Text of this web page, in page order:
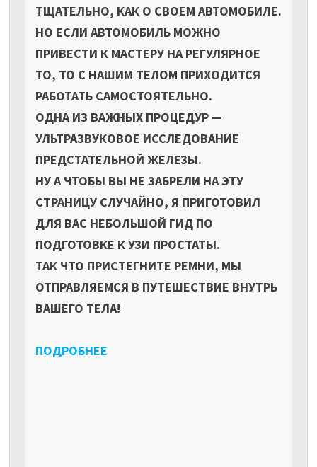
ТЩАТЕЛЬНО, КАК О СВОЕМ АВТОМОБИЛЕ.
НО ЕСЛИ АВТОМОБИЛЬ МОЖНО
ПРИВЕСТИ К МАСТЕРУ НА РЕГУЛЯРНОЕ
ТО, ТО С НАШИМ ТЕЛОМ ПРИХОДИТСЯ
РАБОТАТЬ САМОСТОЯТЕЛЬНО.
ОДНА ИЗ ВАЖНЫХ ПРОЦЕДУР —
УЛЬТРАЗВУКОВОЕ ИССЛЕДОВАНИЕ
ПРЕДСТАТЕЛЬНОЙ ЖЕЛЕЗЫ.
НУ А ЧТОБЫ ВЫ НЕ ЗАБРЕЛИ НА ЭТУ
СТРАНИЦУ СЛУЧАЙНО, Я ПРИГОТОВИЛ
ДЛЯ ВАС НЕБОЛЬШОЙ ГИД ПО
ПОДГОТОВКЕ К УЗИ ПРОСТАТЫ.
ТАК ЧТО ПРИСТЕГНИТЕ РЕМНИ, МЫ
ОТПРАВЛЯЕМСЯ В ПУТЕШЕСТВИЕ ВНУТРЬ
ВАШЕГО ТЕЛА!
ПОДРОБНЕЕ